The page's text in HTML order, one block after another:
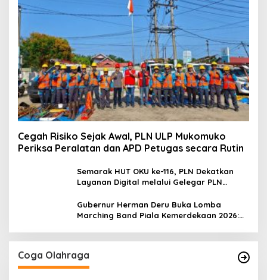
Cegah Risiko Sejak Awal, PLN ULP Mukomuko
Periksa Peralatan dan APD Petugas secara Rutin
Semarak HUT OKU ke-116, PLN Dekatkan
Layanan Digital melalui Gelegar PLN
Gubernur Herman Deru Buka Lomba
Marching Band Piala Kemerdekaan 2026:
Coga Olahraga